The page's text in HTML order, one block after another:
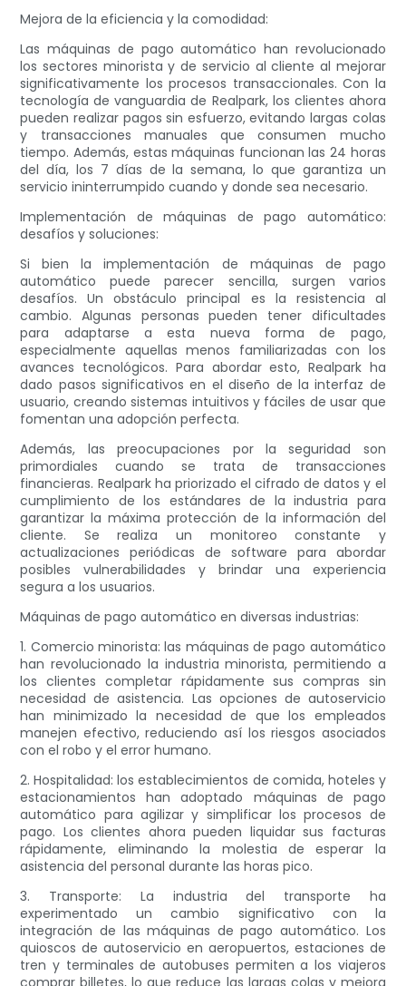
Mejora de la eficiencia y la comodidad:
Las máquinas de pago automático han revolucionado
los sectores minorista y de servicio al cliente al mejorar
significativamente los procesos transaccionales. Con la
tecnología de vanguardia de Realpark, los clientes ahora
pueden realizar pagos sin esfuerzo, evitando largas colas
y transacciones manuales que consumen mucho
tiempo. Además, estas máquinas funcionan las 24 horas
del día, los 7 días de la semana, lo que garantiza un
servicio ininterrumpido cuando y donde sea necesario.
Implementación de máquinas de pago automático:
desafíos y soluciones:
Si bien la implementación de máquinas de pago
automático puede parecer sencilla, surgen varios
desafíos. Un obstáculo principal es la resistencia al
cambio. Algunas personas pueden tener dificultades
para adaptarse a esta nueva forma de pago,
especialmente aquellas menos familiarizadas con los
avances tecnológicos. Para abordar esto, Realpark ha
dado pasos significativos en el diseño de la interfaz de
usuario, creando sistemas intuitivos y fáciles de usar que
fomentan una adopción perfecta.
Además, las preocupaciones por la seguridad son
primordiales cuando se trata de transacciones
financieras. Realpark ha priorizado el cifrado de datos y el
cumplimiento de los estándares de la industria para
garantizar la máxima protección de la información del
cliente. Se realiza un monitoreo constante y
actualizaciones periódicas de software para abordar
posibles vulnerabilidades y brindar una experiencia
segura a los usuarios.
Máquinas de pago automático en diversas industrias:
1. Comercio minorista: las máquinas de pago automático
han revolucionado la industria minorista, permitiendo a
los clientes completar rápidamente sus compras sin
necesidad de asistencia. Las opciones de autoservicio
han minimizado la necesidad de que los empleados
manejen efectivo, reduciendo así los riesgos asociados
con el robo y el error humano.
2. Hospitalidad: los establecimientos de comida, hoteles y
estacionamientos han adoptado máquinas de pago
automático para agilizar y simplificar los procesos de
pago. Los clientes ahora pueden liquidar sus facturas
rápidamente, eliminando la molestia de esperar la
asistencia del personal durante las horas pico.
3. Transporte: La industria del transporte ha
experimentado un cambio significativo con la
integración de las máquinas de pago automático. Los
quioscos de autoservicio en aeropuertos, estaciones de
tren y terminales de autobuses permiten a los viajeros